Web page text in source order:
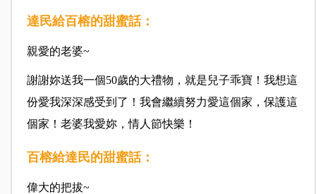
達民給百榕的甜蜜話：
親愛的老婆~
謝謝妳送我一個50歲的大禮物，就是兒子乖寶！我想這
份愛我深深感受到了！我會繼續努力愛這個家，保護這
個家！老婆我愛妳，情人節快樂！
百榕給達民的甜蜜話：
偉大的把拔~